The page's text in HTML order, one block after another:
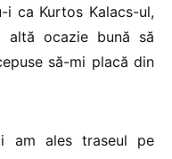
i ca Kurtos Kalacs-ul,
ocazie bună să
să-mi placă din
am ales traseul pe